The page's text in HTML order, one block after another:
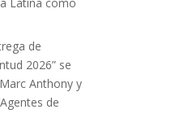
de
2026” se
Anthony y
de